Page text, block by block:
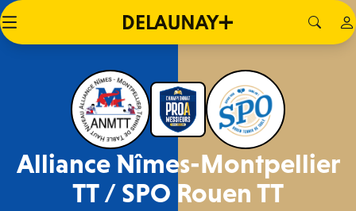
Alliance Nîmes-Montpellier
TT / SPO Rouen TT